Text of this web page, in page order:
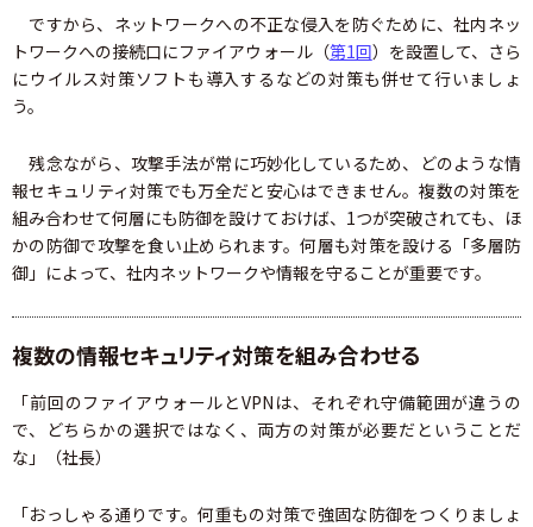
ですから、ネットワークへの不正な侵入を防ぐために、社内ネッ
トワークへの接続口にファイアウォール（第1回）を設置して、さら
にウイルス対策ソフトも導入するなどの対策も併せて行いましょ
う。
残念ながら、攻撃手法が常に巧妙化しているため、どのような情
報セキュリティ対策でも万全だと安心はできません。複数の対策を
組み合わせて何層にも防御を設けておけば、1つが突破されても、ほ
かの防御で攻撃を食い止められます。何層も対策を設ける「多層防
御」によって、社内ネットワークや情報を守ることが重要です。
複数の情報セキュリティ対策を組み合わせる
「前回のファイアウォールとVPNは、それぞれ守備範囲が違うの
で、どちらかの選択ではなく、両方の対策が必要だということだ
な」（社長）
「おっしゃる通りです。何重もの対策で強固な防御をつくりましょ